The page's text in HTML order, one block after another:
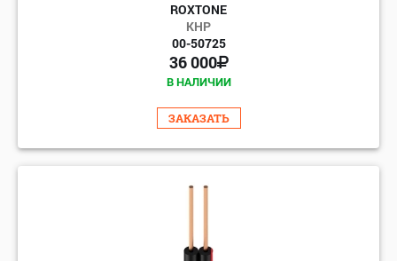
ROXTONE
КНР
00-50725
36 000
В НАЛИЧИИ
ЗАКАЗАТЬ